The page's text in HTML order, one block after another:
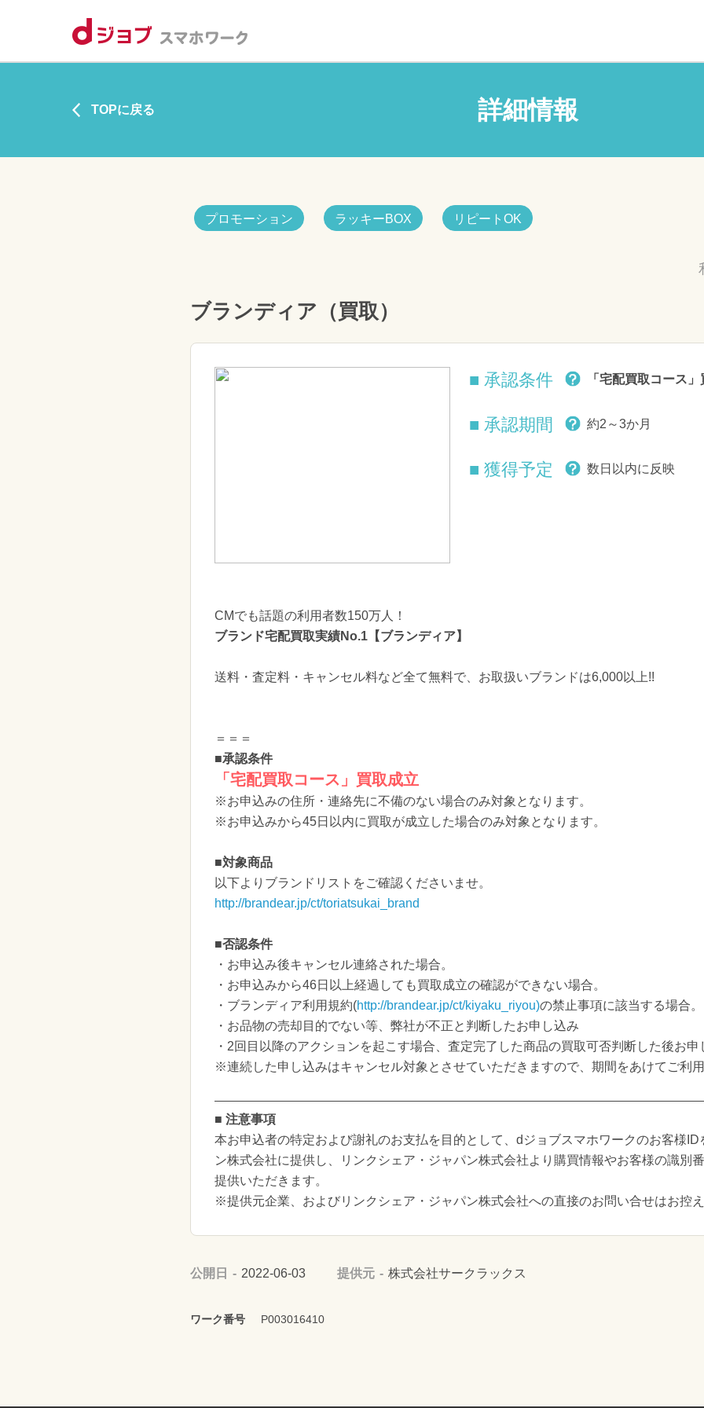
詳細情報
TOPに戻る
プロモーション ラッキーBOX リピートOK
ブランディア（買取）
■ 承認条件 「宅配買取コース
■ 承認期間 約2～3か月
■ 獲得予定 数日以内に反映
CMでも話題の利用者数150万人！
ブランド宅配買取実績No.1【ブランディア】
送料・査定料・キャンセル料など全て無料で、お取扱いブランドは6,000以上!!
＝＝＝
■承認条件
「宅配買取コース」買取成立
※お申込みの住所・連絡先に不備のない場合のみ対象となります。
※お申込みから45日以内に買取が成立した場合のみ対象となります。
■対象商品
以下よりブランドリストをご確認くださいませ。
http://brandear.jp/ct/toriatsukai_brand
■否認条件
・お申込み後キャンセル連絡された場合。
・お申込みから46日以上経過しても買取成立の確認ができない場合。
・ブランディア利用規約(http://brandear.jp/ct/kiyaku_riyou)の禁止事項に該当する場合。
・お品物の売却目的でない等、弊社が不正と判断したお申し込み
・2回目以降のアクションを起こす場合、査定完了した商品の買取可否判断した後お
※連続した申し込みはキャンセル対象とさせていただきますので、期間をあけてご利
■ 注意事項
本お申込者の特定および謝礼のお支払を目的として、dジョブスマホワークのお客様
ン株式会社に提供し、リンクシェア・ジャパン株式会社より購買情報やお客様の識別
提供いただきます。
※提供元企業、およびリンクシェア・ジャパン株式会社への直接のお問い合せはお控
公開日 2022-06-03 提供元 株式会社サークラックス
ワーク番号 P003016410